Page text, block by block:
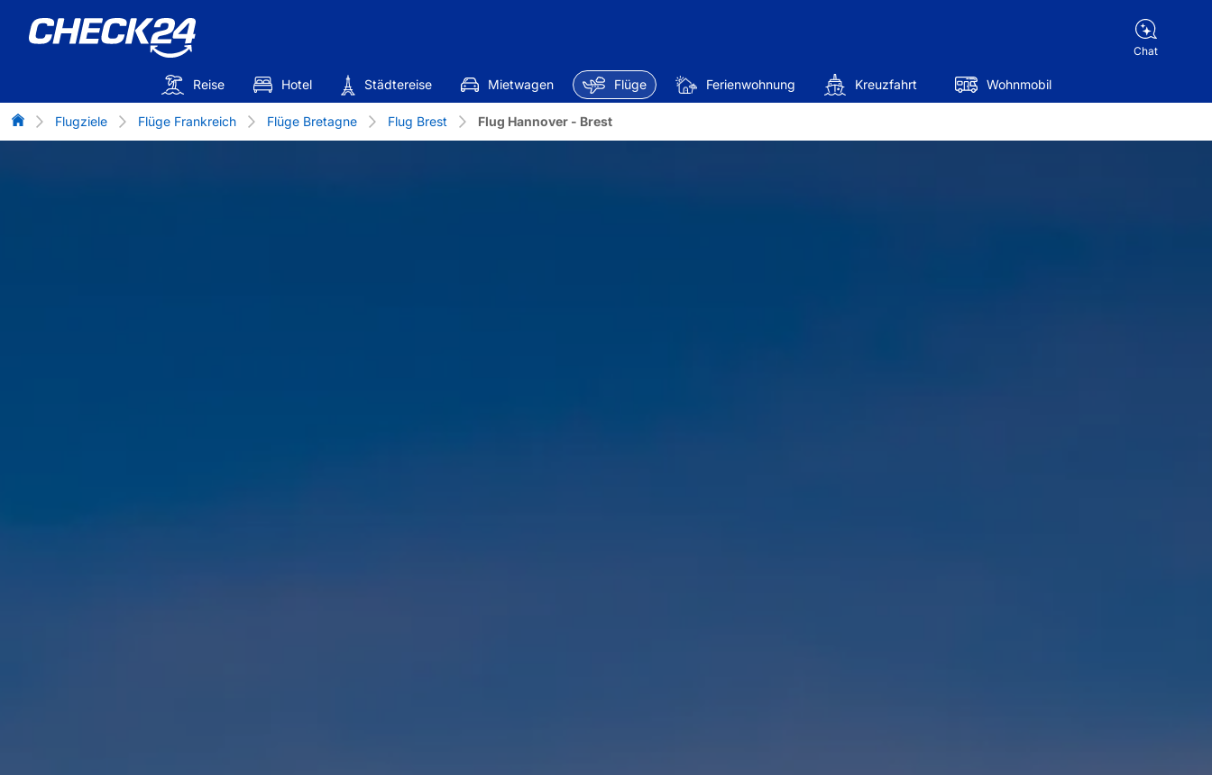
Chat
Reise Hotel Städtereise Mietwagen Flüge Ferienwohnung Kreuzfahrt Wohnmobil
Flug-Vergleich
Flugziele Flüge Frankreich Flüge Bretagne Flug Brest Flug Hannover - Brest